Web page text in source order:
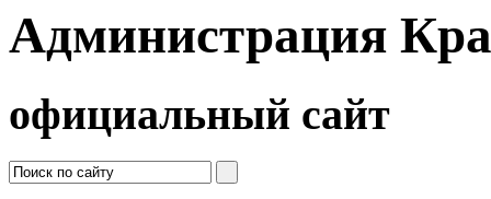
Администрация
официальный сайт